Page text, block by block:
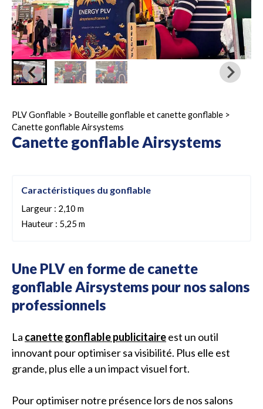
PLV Gonflable > Bouteille gonflable et canette gonflable >
Canette gonflable Airsystems
Canette gonflable Airsystems
Caractéristiques du gonflable
Largeur : 2,10 m
Hauteur : 5,25 m
Une PLV en forme de canette
gonflable Airsystems pour nos salons
professionnels
La canette gonflable publicitaireest un outil
innovant pour optimiser sa visibilité. Plus elle est
grande, plus elle a un impact visuel fort.
Pour optimiser notre présence lors de nos salons